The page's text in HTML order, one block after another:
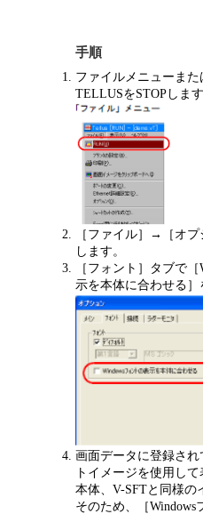
手順
ファイルメニューまた
TELLUSをSTOPします
［ファイル］→［オ
します。
［フォント］タブで
示を本体に合わせる］
画面データに登録され
トイメージを使用して
本体、V-SFTと同様の
そのため、［